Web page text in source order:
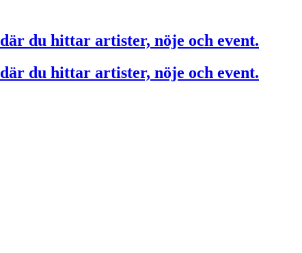
du hittar artister, nöje och event.
du hittar artister, nöje och event.